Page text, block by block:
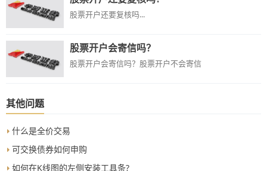
股票开户还要复核吗...
股票开户会寄信吗？
股票开户会寄信吗？股票开户不会寄信
其他问题
什么是全价交易
可交换债券如何申购
如何在K线图的左侧安装工具条?